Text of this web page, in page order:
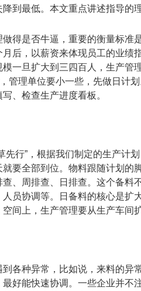
到最低。本文重点讲述指导的
得是否牛逼，重要的衡量标准
后，以薪资来体现员工的业绩
一旦扩大到三四百人，生产管
，管理单位要小一些，先做日计
、检查生产进度看板。
先行”，根据我们制定的生产计
就要全部到位。物料跟随计划的
、周排查、日排查。这个备料
员协调等。日备料的核心是扩
间上，生产管理要从生产车间
各种异常，比如说，来料的异
好能快速协调。一些企业并不